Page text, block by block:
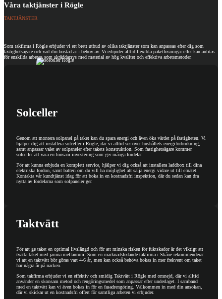
Våra taktjänster i Rögle
TAKTJÄNSTER
Som takfirma i Rögle erbjuder vi ett brett utbud av olika taktjänster som kan anpassas efter dig som
fastighetsägare och vad din bostad är i behov av. Vi erbjuder alltid flexibla paketlösningar eller kan anlitas
för enskilda arbeten som skräddarsys med material av hög kvalitet och effektiva arbetsmetoder.
Solceller
Genom att montera solpanel på taket kan du spara energi och även öka värdet på fastigheten. Vi
hjälper dig att installera solceller i Rögle, där vi alltid ser över hushållets energiförbrukning,
samt anpassar valet av solpaneler efter takets konstruktion. Som fastighetsägare kommer
solceller att vara en lönsam investering som ger många fördelar.
För att kunna erbjuda en komplett service, hjälper vi dig också att installera laddbox till dina
elektriska fordon, samt batteri om du vill ha möjlighet att sälja energi vidare ut till elnätet.
Kontakta vår kundtjänst idag för att boka in en kostnadsfri inspektion, där du sedan kan dra
nytta av fördelarna som solpaneler ger.
Taktvätt
För att ge taket en optimal livslängd och för att minska risken för fuktskador är det viktigt att
tvätta taket med jämna mellanrum. Som en marknadsledande takfirma i Skåne rekommenderar
vi att en taktvätt bör göras vart 4-6 år, men kan också behöva bokas in mer frekvent om taket
har några år på nacken.
Som takfirma erbjuder vi en effektiv och smidig Taktvätt i Rögle med omnejd, där vi alltid
använder en skonsam metod och rengöringsmedel som anpassar efter underlaget. I samband
med en taktvätt kan vi även bokas in för en fasadrengöring. Välkommen in med din ansökan,
där vi skickar ut en kostnadsfri offert för samtliga arbeten vi erbjuder.